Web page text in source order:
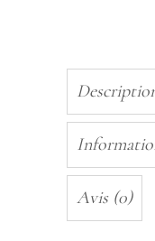
Avis (0)